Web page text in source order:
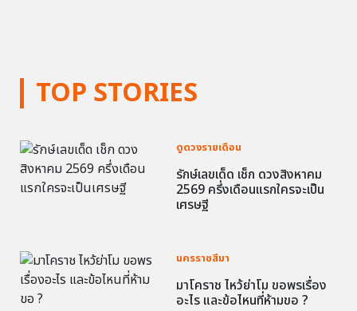
TOP STORIES
ดูดวงรายเดือน
รักษ์เลขเด็ด เช็ก ดวงสิงหาคม
2569 ครึ่งเดือนแรกใครจะเป็น
เศรษฐี
นครราชสีมา
มาโคราช ไหว้ย่าโม ขอพรเรื่อง
อะไร และข้อไหนที่ห้ามขอ ?